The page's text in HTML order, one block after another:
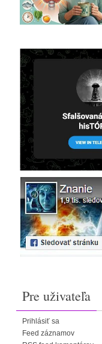
Pre uživateľa
Prihlásiť sa
Feed záznamov